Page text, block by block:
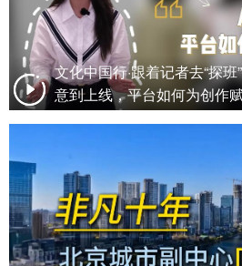
文化中国行·跟着记者去“探
意到上线，平台如何为创作